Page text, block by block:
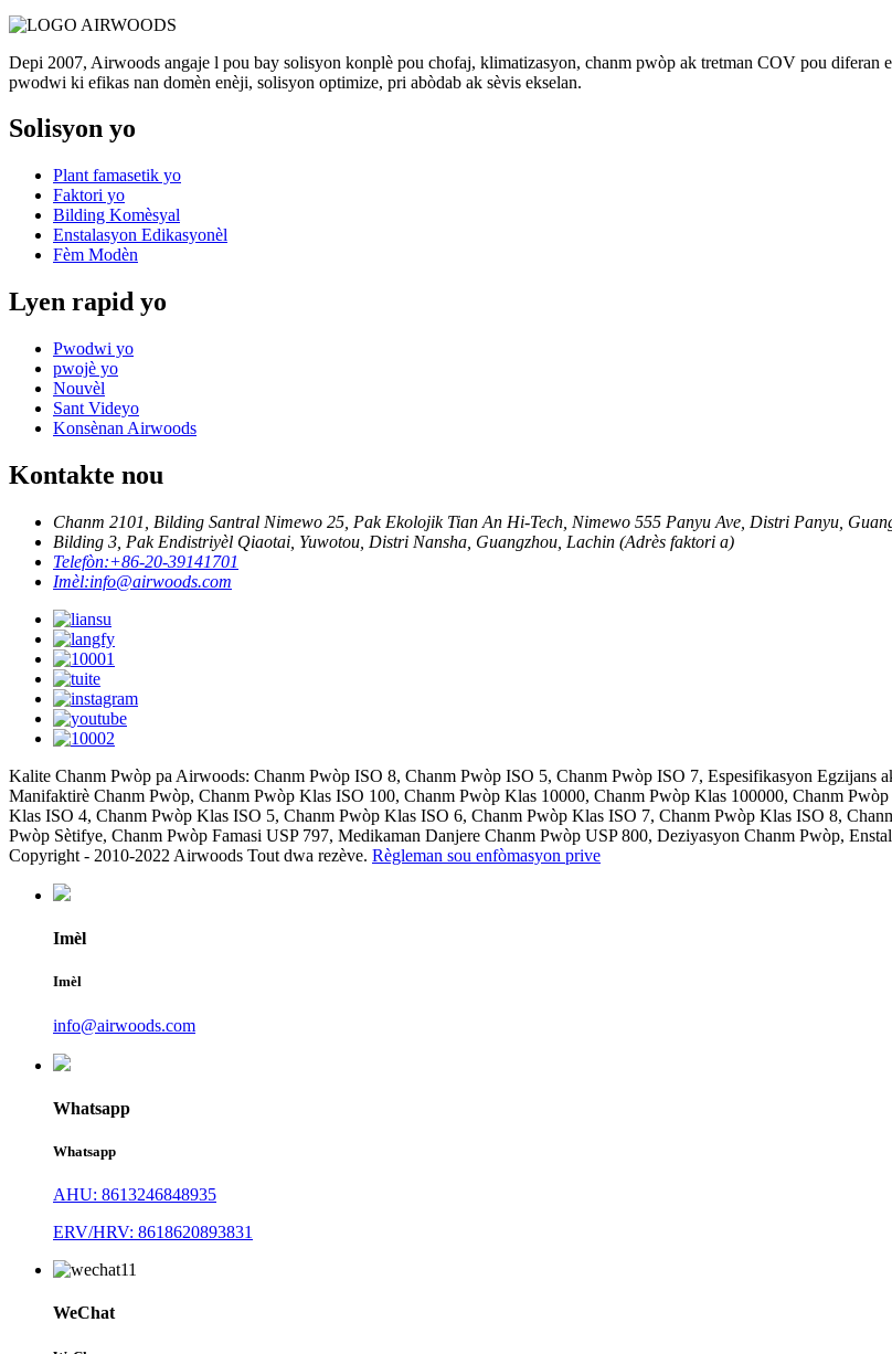
Depi 2007, Airwoods angaje l pou bay solisyon konplè pou chofaj, klimatizasyon, chanm pwòp ak tretman COV pou
pwodwi ki efikas nan domèn enèji, solisyon optimize, pri abòdab ak sèvis ekselan.
Solisyon yo
Plant famasetik yo
Faktori yo
Bilding Komèsyal
Enstalasyon Edikasyonèl
Fèm Modèn
Lyen rapid yo
Pwodwi yo
pwojè yo
Nouvèl
Sant Videyo
Konsènan Airwoods
Kontakte nou
Chanm 2101, Bilding Santral Nimewo 25, Pak Ekolojik Tian An Hi-Tech, Nimewo 555 Panyu Ave, Distri Panyu,
Bilding 3, Pak Endistriyèl Qiaotai, Yuwotou, Distri Nansha, Guangzhou, Lachin (Adrès faktori a)
Telefòn:+86-20-39141701
Imèl:info@airwoods.com
Kalite Chanm Pwòp pa Airwoods: Chanm Pwòp ISO 8, Chanm Pwòp ISO 5, Chanm Pwòp ISO 7, Espesifikasyon Egzijans
Manifaktirè Chanm Pwòp, Chanm Pwòp Klas ISO 100, Chanm Pwòp Klas 10000, Chanm Pwòp Klas 100000, Chanm
Klas ISO 4, Chanm Pwòp Klas ISO 5, Chanm Pwòp Klas ISO 6, Chanm Pwòp Klas ISO 7, Chanm Pwòp Klas ISO 8,
Pwòp Sètifye, Chanm Pwòp Famasi USP 797, Medikaman Danjere Chanm Pwòp USP 800, Deziyasyon Chanm Pwòp,
Copyright - 2010-2022 Airwoods Tout dwa rezève. Règleman sou enfòmasyon prive
Imèl
Imèl
info@airwoods.com
Whatsapp
Whatsapp
AHU: 8613246848935
ERV/HRV: 8618620893831
WeChat